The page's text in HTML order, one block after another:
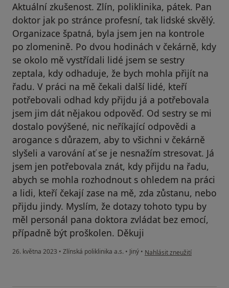
Aktuální zkušenost. Zlín, poliklinika, pátek. Pan
doktor jak po stránce profesní, tak lidské skvělý.
Organizace špatná, byla jsem jen na kontrole
po zlomenině. Po dvou hodinách v čekárně, kdy
se okolo mě vystřídali lidé jsem se sestry
zeptala, kdy odhaduje, že bych mohla přijít na
řadu. V práci na mě čekali další lidé, kteří
potřebovali odhad kdy přijdu já a potřebovala
jsem jim dát nějakou odpověď. Od sestry se mi
dostalo povýšené, nic neříkající odpovědi a
arogance s důrazem, aby to všichni v čekárně
slyšeli a varování ať se je nesnažím stresovat. Já
jsem jen potřebovala znát, kdy přijdu na řadu,
abych se mohla rozhodnout s ohledem na práci
a lidi, kteří čekají zase na mě, zda zůstanu, nebo
přijdu jindy. Myslím, že dotazy tohoto typu by
měl personál pana doktora zvládat bez emocí,
případně být proškolen. Děkuji
26. května 2023 • Zlínská poliklinika a.s. • Jiný • podle názoru uživatele H.
Nahlásit zneužití